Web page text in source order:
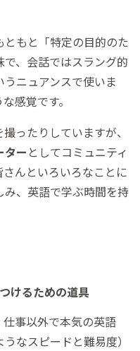
もと「特定の目的のた
、会話ではスラング的
うニュアンスで使いま
感覚です。
ったりしていますが、
ター としてコミュニティ
んといろいろなことに
、英語で学ぶ時間を持
けるための道具
事以外で本気の英語
なスピードと難易度）